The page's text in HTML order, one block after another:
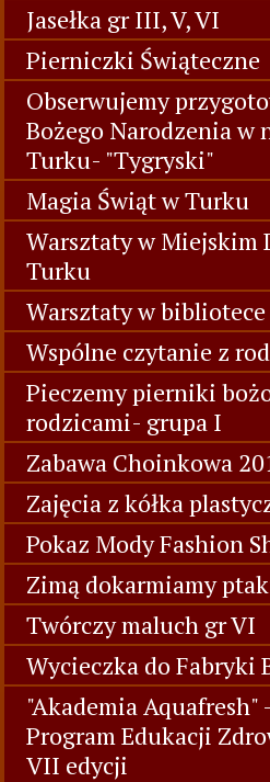
Jasełka gr III, V, VI
Pierniczki Świąteczne
Obserwujemy
Bożego Narodzenia w
Turku- "Tygryski"
Magia Świąt w Turku
Warsztaty w Miejskim
Turku
Warsztaty w
Wspólne czytanie z
Pieczemy pierniki
rodzicami- grupa I
Zabawa Choinkowa
Zajęcia z kółka
Pokaz Mody Fashion
Zimą dokarmiamy
Twórczy maluch gr VI
Wycieczka do Fabryki
"Akademia
Program Edukacji
VII edycji